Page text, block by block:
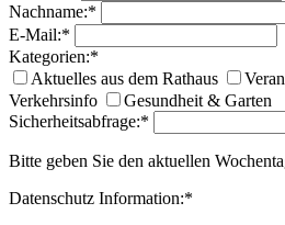
Nachname:*
E-Mail:*
Kategorien:*
Aktuelles aus dem Rathaus
Verkehrsinfo
Gesundheit & Garten
Sicherheitsabfrage:*
Bitte geben Sie den aktuellen
Datenschutz Information:*